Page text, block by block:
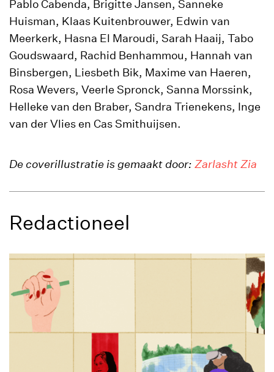
Pablo Cabenda, Brigitte Jansen, Sanneke
Huisman, Klaas Kuitenbrouwer, Edwin van
Meerkerk, Hasna El Maroudi, Sarah Haaij, Tabo
Goudswaard, Rachid Benhammou, Hannah van
Binsbergen, Liesbeth Bik, Maxime van Haeren,
Rosa Wevers, Veerle Spronck, Sanna Morssink,
Helleke van den Braber, Sandra Trienekens, Inge
van der Vlies en Cas Smithuijsen.
De coverillustratie is gemaakt door: Zarlasht Zia
Redactioneel